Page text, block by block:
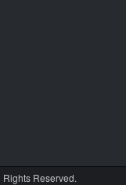
Reserved.